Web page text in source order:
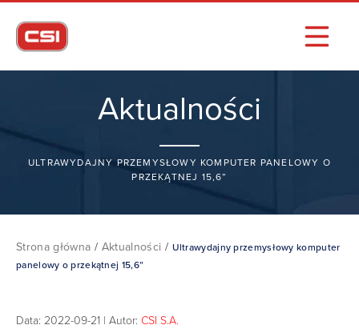
Aktualności
ULTRAWYDAJNY PRZEMYSŁOWY KOMPUTER PANELOWY O
PRZEKĄTNEJ 15,6”
Strona główna / Aktualności / Ultrawydajny przemysłowy komputer
panelowy o przekątnej 15,6”
Data: 2022-09-21 | Autor: CSI S.A.